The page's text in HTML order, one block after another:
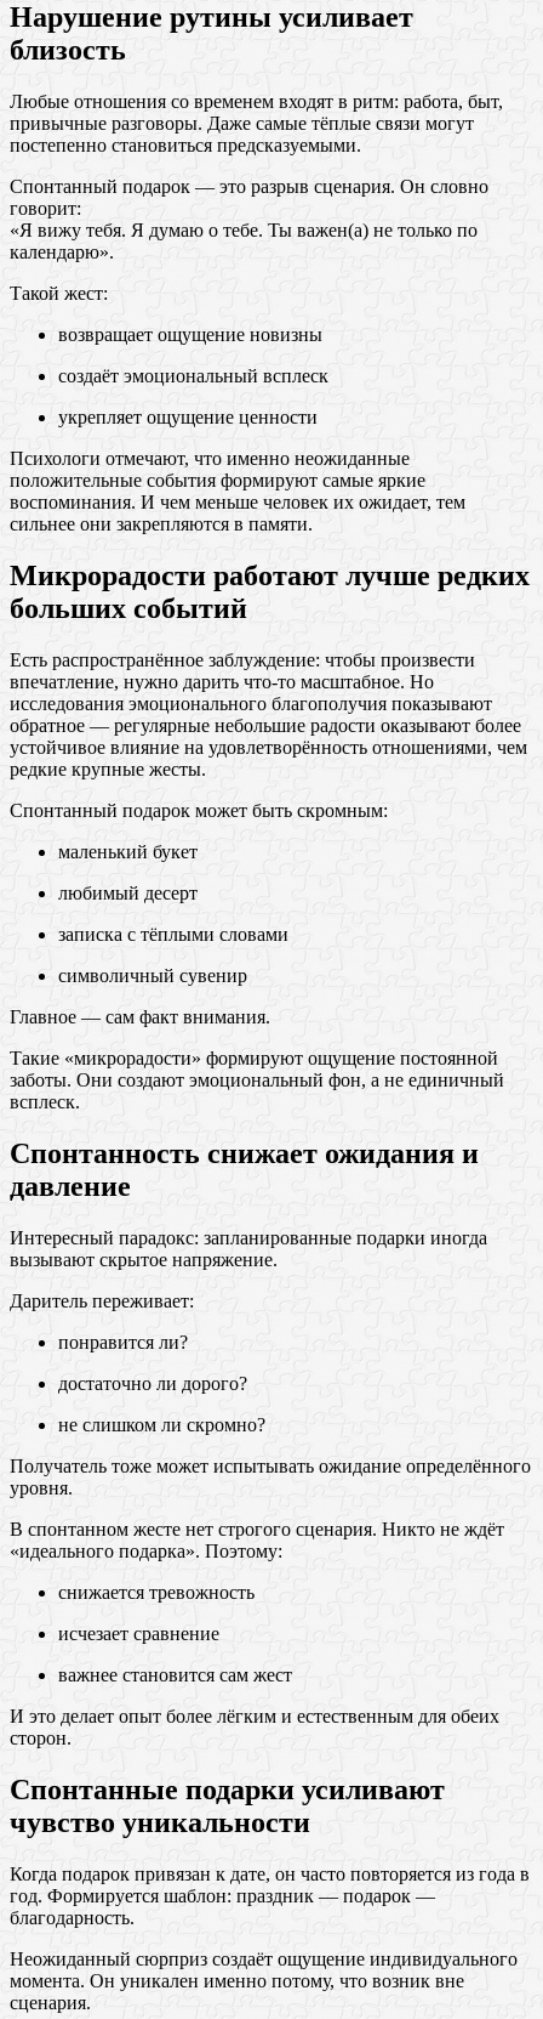
Нарушение рутины усиливает
близость
Любые отношения со временем входят в ритм: работа, быт,
привычные разговоры. Даже самые тёплые связи могут
постепенно становиться предсказуемыми.
Спонтанный подарок — это разрыв сценария. Он словно
говорит:
«Я вижу тебя. Я думаю о тебе. Ты важен(а) не только по
календарю».
Такой жест:
возвращает ощущение новизны
создаёт эмоциональный всплеск
укрепляет ощущение ценности
Психологи отмечают, что именно неожиданные
положительные события формируют самые яркие
воспоминания. И чем меньше человек их ожидает, тем
сильнее они закрепляются в памяти.
Микрорадости работают лучше редких
больших событий
Есть распространённое заблуждение: чтобы произвести
впечатление, нужно дарить что-то масштабное. Но
исследования эмоционального благополучия показывают
обратное — регулярные небольшие радости оказывают более
устойчивое влияние на удовлетворённость отношениями, чем
редкие крупные жесты.
Спонтанный подарок может быть скромным:
маленький букет
любимый десерт
записка с тёплыми словами
символичный сувенир
Главное — сам факт внимания.
Такие «микрорадости» формируют ощущение постоянной
заботы. Они создают эмоциональный фон, а не единичный
всплеск.
Спонтанность снижает ожидания и
давление
Интересный парадокс: запланированные подарки иногда
вызывают скрытое напряжение.
Даритель переживает:
понравится ли?
достаточно ли дорого?
не слишком ли скромно?
Получатель тоже может испытывать ожидание определённого
уровня.
В спонтанном жесте нет строгого сценария. Никто не ждёт
«идеального подарка». Поэтому:
снижается тревожность
исчезает сравнение
важнее становится сам жест
И это делает опыт более лёгким и естественным для обеих
сторон.
Спонтанные подарки усиливают
чувство уникальности
Когда подарок привязан к дате, он часто повторяется из года в
год. Формируется шаблон: праздник — подарок —
благодарность.
Неожиданный сюрприз создаёт ощущение индивидуального
момента. Он уникален именно потому, что возник вне
сценария.